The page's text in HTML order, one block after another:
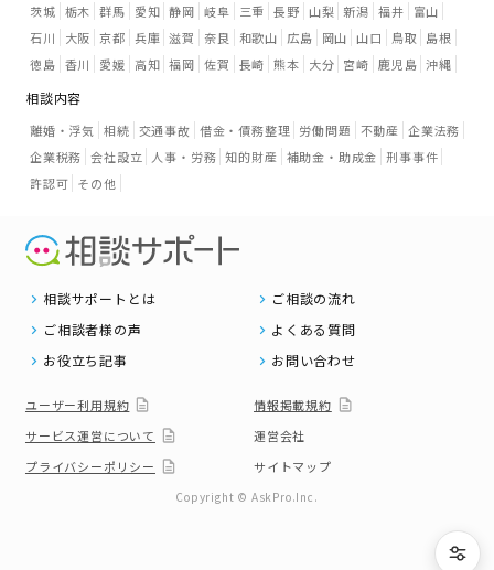
茨城 栃木 群馬 愛知 静岡 岐阜 三重 長野 山梨 新潟 福井
富山
石川
大阪 京都 兵庫 滋賀 奈良 和歌山 広島 岡山 山口 鳥取
島根
徳島 香川 愛媛 高知 福岡 佐賀 長崎 熊本 大分 宮崎 鹿児島 沖縄
相談内容
離婚・浮気 相続 交通事故 借金・債務整理 労働問題 不動産 企業法務
企業税務 会社設立 人事・労務 知的財産 補助金・助成金 刑事事件
許認可 その他
相談サポートとは
ご相談の流れ
ご相談者様の声
よくある質問
お役立ち記事
お問い合わせ
ユーザー利用規約
情報掲載規約
サービス運営について
運営会社
プライバシーポリシー
サイトマップ
Copyright © AskPro.Inc.